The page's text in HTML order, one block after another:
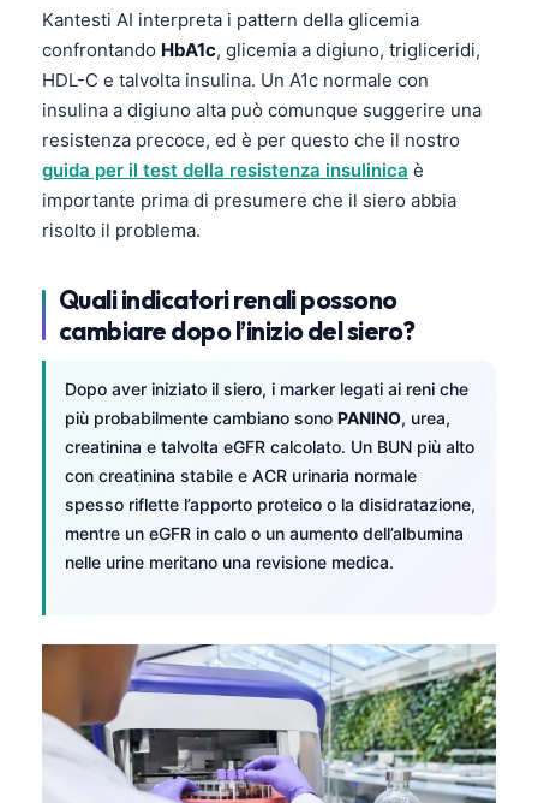
Kantesti AI interpreta i pattern della glicemia
confrontando HbA1c, glicemia a digiuno, trigliceridi,
HDL-C e talvolta insulina. Un A1c normale con
insulina a digiuno alta può comunque suggerire una
resistenza precoce, ed è per questo che il nostro
guida per il test della resistenza insulinica è
importante prima di presumere che il siero abbia
risolto il problema.
Quali indicatori renali possono
cambiare dopo l’inizio del siero?
Dopo aver iniziato il siero, i marker legati ai reni che
più probabilmente cambiano sono PANINO, urea,
creatinina e talvolta eGFR calcolato. Un BUN più alto
con creatinina stabile e ACR urinaria normale
spesso riflette l’apporto proteico o la disidratazione,
mentre un eGFR in calo o un aumento dell’albumina
nelle urine meritano una revisione medica.